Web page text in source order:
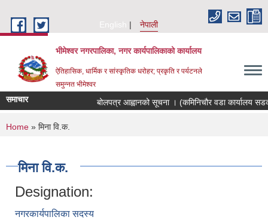
English
नेपाली
भीमेश्वर नगरपालिका, नगर कार्यपालिकाको कार्यालय
ऐतिहासिक, धार्मिक र सांस्कृतिक धरोहर; प्रकृति र पर्यटनले
समुन्नत भीमेश्वर
समाचार बोलपत्र आह्वानको सूचना । (कमिनिचौर वडा कार्यालय
You are here
Home » मिना वि.क.
मिना वि.क.
Designation:
नगरकार्यपालिका सदस्य